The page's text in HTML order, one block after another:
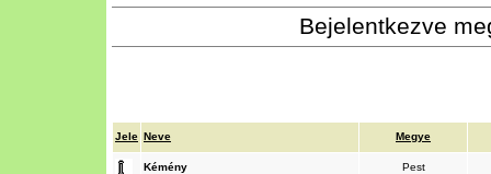
Bejelentkezve
Jele Neve Megye
Kémény Pest